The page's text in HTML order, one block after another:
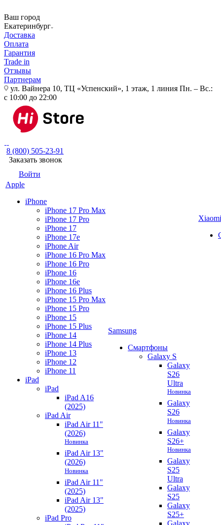
Ваш город
Екатеринбург
Доставка
Оплата
Гарантия
Trade in
Отзывы
Партнерам
ул. Вайнера 10, ТЦ «Успенский», 1 этаж, 1 линия Пн. – Вс.:
с 10:00 до 22:00
8 (800) 505-23-91
Заказать звонок
Войти
Apple
iPhone
iPhone 17 Pro Max
iPhone 17 Pro
iPhone 17
iPhone 17e
iPhone Air
iPhone 16 Pro Max
iPhone 16 Pro
iPhone 16
iPhone 16e
iPhone 16 Plus
iPhone 15 Pro Max
iPhone 15 Pro
iPhone 15
iPhone 15 Plus
iPhone 14
iPhone 14 Plus
iPhone 13
iPhone 12
iPhone 11
iPad
iPad
iPad A16
(2025)
iPad Air
iPad Air 11"
(2026)
Новинка
iPad Air 13"
(2026)
Новинка
iPad Air 11"
(2025)
iPad Air 13"
(2025)
iPad Pro
Samsung
Смартфоны
Galaxy S
Galaxy
S26
Ultra
Новинка
Galaxy
S26
Новинка
Galaxy
S26+
Новинка
Galaxy
S25
Ultra
Galaxy
S25
Galaxy
S25+
Galaxy
Xiaomi